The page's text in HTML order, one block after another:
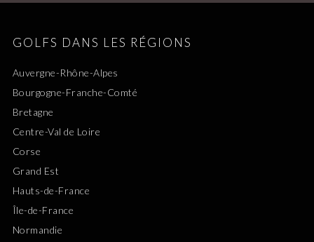
GOLFS DANS LES RÉGIONS
Auvergne-Rhône-Alpes
Bourgogne-Franche-Comté
Bretagne
Centre-Val de Loire
Corse
Grand Est
Hauts-de-France
Île-de-France
Normandie